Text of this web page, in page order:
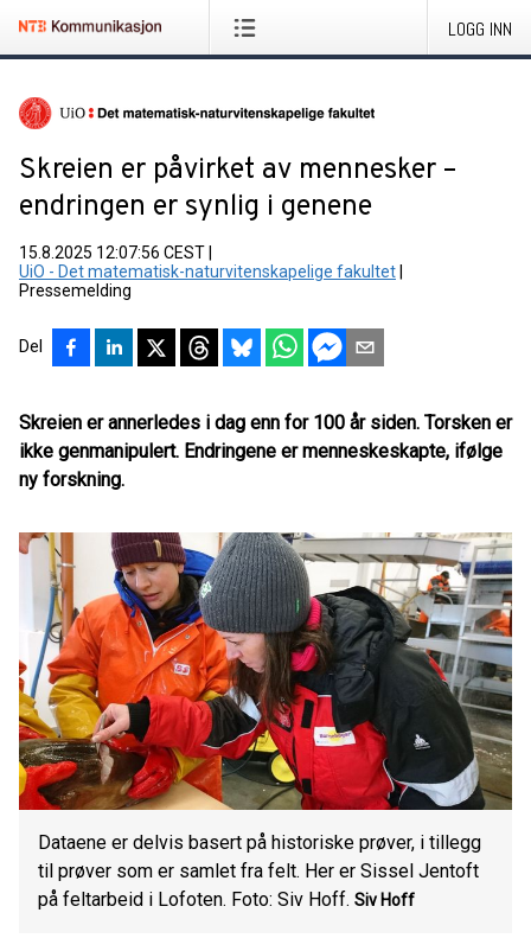
LOGG INN
Skreien er påvirket av mennesker –
endringen er synlig i genene
15.8.2025 12:07:56 CEST
UiO - Det matematisk-naturvitenskapelige fakultet
Pressemelding
Del
Skreien er annerledes i dag enn for 100 år siden. Torsken er
ikke genmanipulert. Endringene er menneskeskapte, ifølge
ny forskning.
Dataene er delvis basert på historiske prøver, i tillegg
til prøver som er samlet fra felt. Her er Sissel Jentoft
på feltarbeid i Lofoten. Foto: Siv Hoff. Siv Hoff